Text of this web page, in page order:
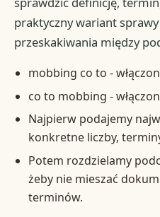
praktyczny wariant
przeskakiwania między
mobbing co to -
co to mobbing -
Najpierw podajemy
konkretne liczby,
Potem rozdzielamy
żeby nie mieszać
terminów.